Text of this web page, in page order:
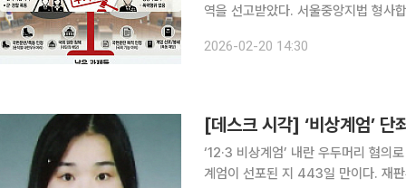
역을 선고받았다. 서울중앙지법 형사
대통령의 내란죄 판결 비교, 그리고
2026-02-20 14:30
[데스크 시각] ‘비상계엄’ 단
‘12·3 비상계엄’ 내란 우두머리 혐의
계엄이 선포된 지 443일 만이다. 재